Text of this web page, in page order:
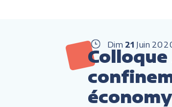
Dim 21 Juin
économy